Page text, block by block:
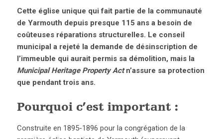
Cette église unique qui fait partie de la communauté
de Yarmouth depuis presque 115 ans a besoin de
coûteuses réparations structurelles. Le conseil
municipal a rejeté la demande de désinscription de
l’immeuble qui aurait permis sa démolition, mais la
Municipal Heritage Property Actn’assure sa protection
que pendant trois ans.
Pourquoi c’est important :
Construite en 1895-1896 pour la congrégation de la